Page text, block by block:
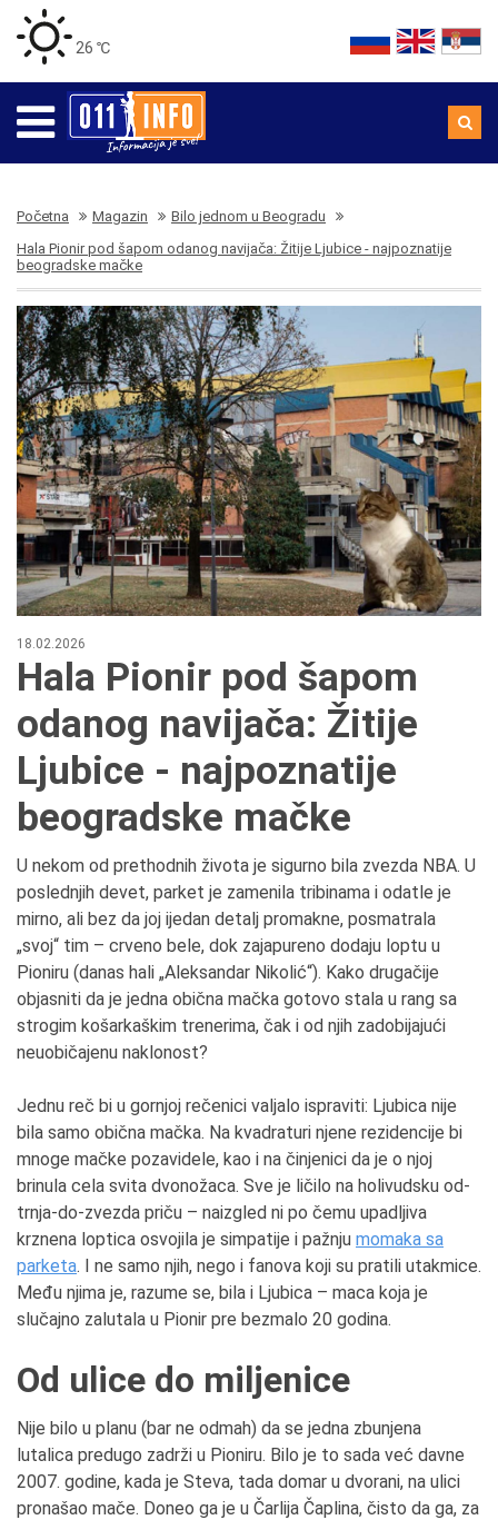
26 ℃
Početna Magazin
Bilo jednom u Beogradu
Hala Pionir pod šapom odanog navijača: Žitije Ljubice - najpoznatije
beogradske mačke
18.02.2026
Hala Pionir pod šapom
odanog navijača: Žitije
Ljubice - najpoznatije
beogradske mačke
U nekom od prethodnih života je sigurno bila zvezda NBA. U
poslednjih devet, parket je zamenila tribinama i odatle je
mirno, ali bez da joj ijedan detalj promakne, posmatrala
„svoj“ tim – crveno bele, dok zajapureno dodaju loptu u
Pioniru (danas hali „Aleksandar Nikolić“). Kako drugačije
objasniti da je jedna obična mačka gotovo stala u rang sa
strogim košarkaškim trenerima, čak i od njih zadobijajući
neuobičajenu naklonost?
Jednu reč bi u gornjoj rečenici valjalo ispraviti: Ljubica nije
bila samo obična mačka. Na kvadraturi njene rezidencije bi
mnoge mačke pozavidele, kao i na činjenici da je o njoj
brinula cela svita dvonožaca. Sve je ličilo na holivudsku od-
trnja-do-zvezda priču – naizgled ni po čemu upadljiva
krznena loptica osvojila je simpatije i pažnju momaka sa
parketa. I ne samo njih, nego i fanova koji su pratili utakmice.
Među njima je, razume se, bila i Ljubica – maca koja je
slučajno zalutala u Pionir pre bezmalo 20 godina.
Od ulice do miljenice
Nije bilo u planu (bar ne odmah) da se jedna zbunjena
lutalica predugo zadrži u Pioniru. Bilo je to sada već davne
2007. godine, kada je Steva, tada domar u dvorani, na ulici
pronašao mače. Doneo ga je u Čarlija Čaplina, čisto da ga, za